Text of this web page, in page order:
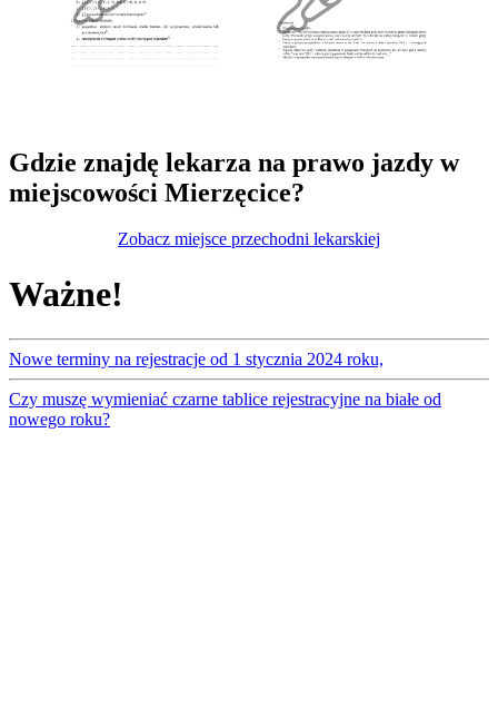
Gdzie znajdę lekarza na prawo jazdy w
miejscowości Mierzęcice?
Zobacz miejsce przechodni lekarskiej
Ważne!
Nowe terminy na rejestracje od 1 stycznia 2024 roku,
Czy muszę wymieniać czarne tablice rejestracyjne na białe od
nowego roku?